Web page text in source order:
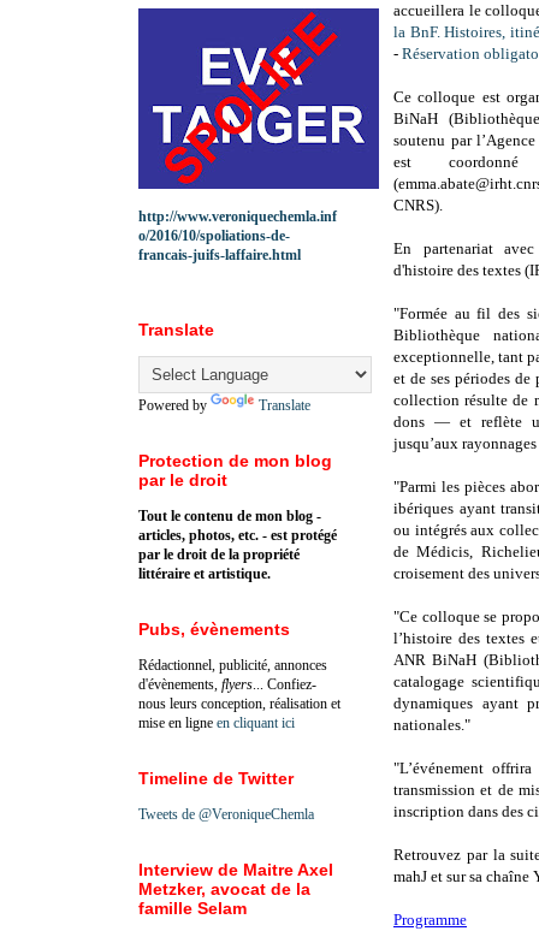
accueillera le
la BnF. Histoires,
- Réservation
Ce colloque est
BiNaH
soutenu par
est
CNRS).
En partenariat
d'histoire des textes
"Formée au fil des
Bibliothèque
exceptionnelle, tant
et de ses périodes
collection résulte de
dons — et reflète
jusqu’aux
"Parmi les pièces
ibériques ayant
ou intégrés aux
de Médicis,
croisement des
"Ce colloque se
l’histoire des textes
ANR BiNaH
catalogage
dynamiques ayant
nationales."
"L’événement
transmission et de
inscription dans des
Retrouvez par la
mahJ et sur sa chaîne
Programme
http://www.veroniquechemla.inf
o/2016/10/spoliations-de-
francais-juifs-laffaire.html
Translate
Powered by Translate
Protection de mon blog
par le droit
Tout le contenu de mon blog -
articles, photos, etc. - est protégé
par le droit de la propriété
littéraire et artistique.
Pubs, évènements
Rédactionnel, publicité, annonces
d'évènements, flyers ... Confiez-
nous leurs conception, réalisation et
mise en ligne en cliquant ici
Timeline de Twitter
Tweets de @VeroniqueChemla
Interview de Maitre Axel
Metzker, avocat de la
famille Selam